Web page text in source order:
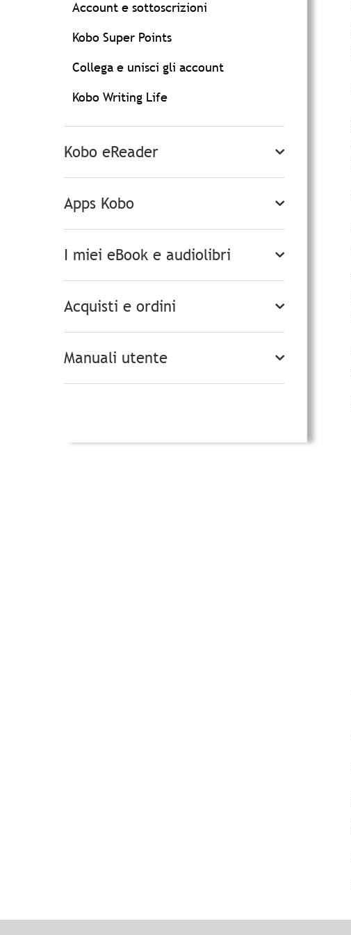
Account e sottoscrizioni
Kobo Super Points
Collega e unisci gli account
Kobo Writing Life
Kobo eReader
Apps Kobo
I miei eBook e audiolibri
Acquisti e ordini
Manuali utente